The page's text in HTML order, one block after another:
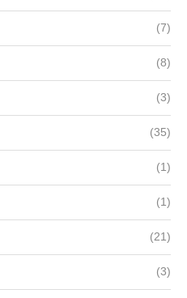
(7)
(8)
(3)
(35)
(1)
(1)
(21)
(3)